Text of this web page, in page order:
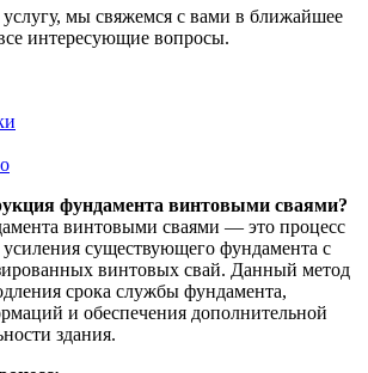
мы свяжемся с вами в ближайшее
интересующие вопросы.
фундамента винтовыми сваями?
винтовыми сваями — это процесс
существующего фундамента с
винтовых свай. Данный метод
срока службы фундамента,
и обеспечения дополнительной
здания.